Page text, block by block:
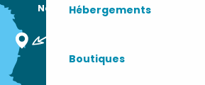
Hébergements
Boutiques
Nous sommes